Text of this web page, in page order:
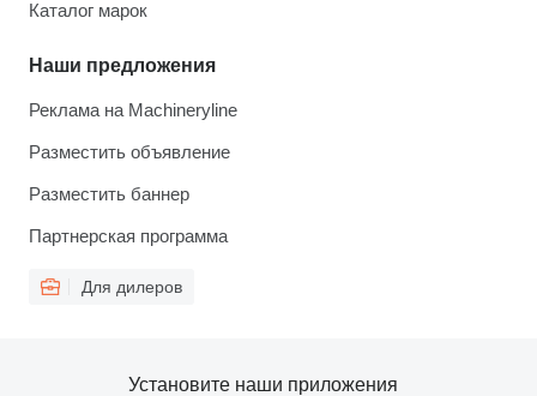
Каталог марок
Наши предложения
Реклама на Machineryline
Разместить объявление
Разместить баннер
Партнерская программа
Для дилеров
Установите наши приложения